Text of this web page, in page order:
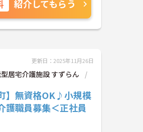
紹介してもらう
更新日：2025年11月26日
居宅介護施設 すずらん
】無資格OK♪小規模
護職員募集＜正社員